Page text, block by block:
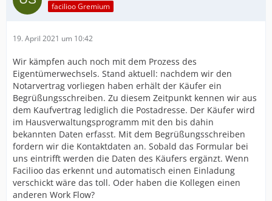
facilioo Gremium
19. April 2021 um 10:42
Wir kämpfen auch noch mit dem Prozess des
Eigentümerwechsels. Stand aktuell: nachdem wir den
Notarvertrag vorliegen haben erhält der Käufer ein
Begrüßungsschreiben. Zu diesem Zeitpunkt kennen wir aus
dem Kaufvertrag lediglich die Postadresse. Der Käufer wird
im Hausverwaltungsprogramm mit den bis dahin
bekannten Daten erfasst. Mit dem Begrüßungsschreiben
fordern wir die Kontaktdaten an. Sobald das Formular bei
uns eintrifft werden die Daten des Käufers ergänzt. Wenn
Facilioo das erkennt und automatisch einen Einladung
verschickt wäre das toll. Oder haben die Kollegen einen
anderen Work Flow?